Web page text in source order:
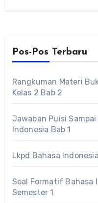
Pos-Pos Terbaru
Rangkuman Materi
Kelas 2 Bab 2
Jawaban Puisi
Indonesia Bab 1
Lkpd Bahasa
Soal Formatif Bahasa
Semester 1